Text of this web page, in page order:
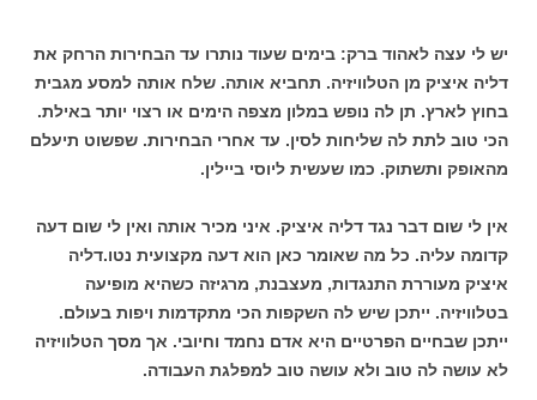
יש לי עצה לאהוד ברק: בימים שעוד נותרו עד הבחירות הרחק את
דליה איציק מן הטלוויזיה. תחביא אותה. שלח אותה למסע מגבית
בחוץ לארץ. תן לה נופש במלון מצפה הימים או רצוי יותר באילת.
הכי טוב לתת לה שליחות לסין. עד אחרי הבחירות. שפשוט תיעלם
מהאופק ותשתוק. כמו שעשית ליוסי ביילין.
אין לי שום דבר נגד דליה איציק. איני מכיר אותה ואין לי שום דעה
קדומה עליה. כל מה שאומר כאן הוא דעה מקצועית נטו.דליה
איציק מעוררת התנגדות, מעצבנת, מרגיזה כשהיא מופיעה
בטלוויזיה. ייתכן שיש לה השקפות הכי מתקדמות ויפות בעולם.
ייתכן שבחיים הפרטיים היא אדם נחמד וחיובי. אך מסך הטלוויזיה
לא עושה לה טוב ולא עושה טוב למפלגת העבודה.